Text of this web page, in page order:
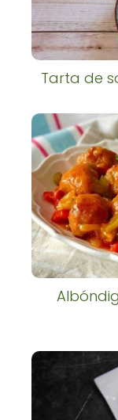
Tarta de